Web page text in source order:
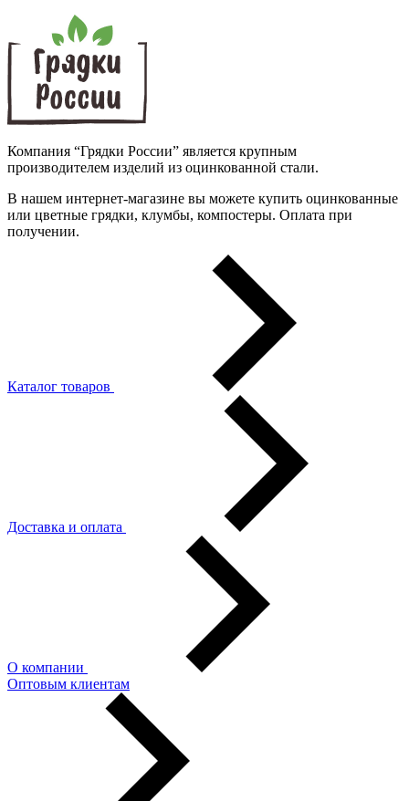
Компания “Грядки России” является крупным
производителем изделий из оцинкованной стали.
В нашем интернет-магазине вы можете купить оцинкованные
или цветные грядки, клумбы, компостеры. Оплата при
получении.
Каталог товаров
Доставка и оплата
О компании
Оптовым клиентам